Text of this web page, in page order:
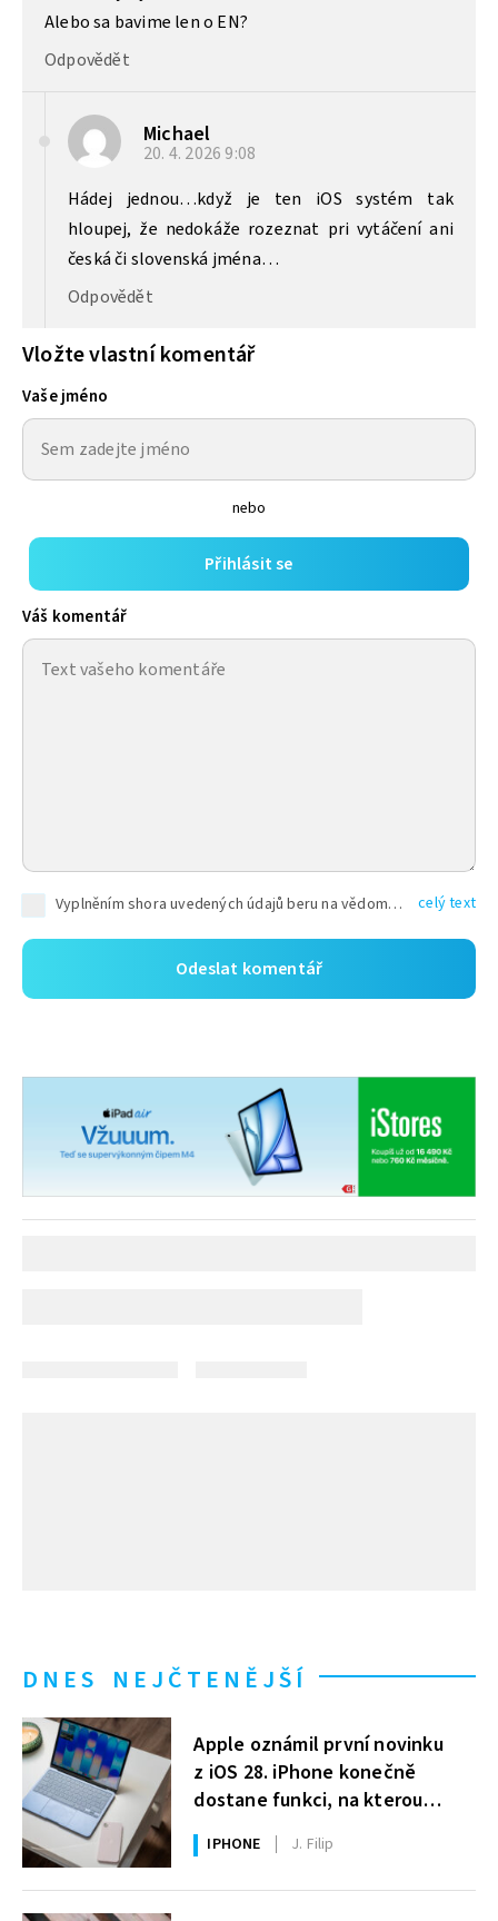
Alebo sa bavime len o EN?
Odpovědět
Michael
20. 4. 2026 9:08
Hádej jednou…když je ten iOS systém tak
hloupej, že nedokáže rozeznat pri vytáčení ani
česká či slovenská jména…
Odpovědět
Vložte vlastní komentář
Vaše jméno
nebo
Přihlásit se
Váš komentář
Vyplněním shora uvedených údajů beru na vědomí, že společnost TEXT FACTORY s.r.o., sídlem Brno, Durďákova 336/29, Černá Pole, PSČ: 613 00, IČ: 06157831, zapsané u Krajského soudu v Brně, oddíl C, vložka 100399, bude zpracovávat mé osobní údaje uvedené v rámci mnou vyplněného registračního formuláře na základě oprávněných zájmů TEXT FACTORY s.r.o. dle čl. 6 odst. 1 písm. f) GDPR a pro splnění právních povinností (čl. 6 odst. 1 písm. c) GDPR), a to pro tyto účely: nezbytnost zajistit oprávnění návštěvníka webových stránek provozovaných společností TEXT FACTORY s.r.o. přispívat aktivně ke zveřejněným článkům nebo v rámci diskusních fór a výkon práv TEXT FACTORY s.r.o. jako administrátora těchto diskusních fór. Více informací o zpracování osobních údajů a právech lze nalézt v celý text
DNES NEJČTENĚJŠÍ
Apple oznámil první novinku
z iOS 28. iPhone konečně
dostane funkci, na kterou
uživatelé Windows čekají roky
IPHONE J. Filip